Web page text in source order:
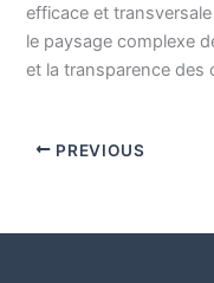
efficace et
le paysage complexe
et la transparence des
PREVIOUS